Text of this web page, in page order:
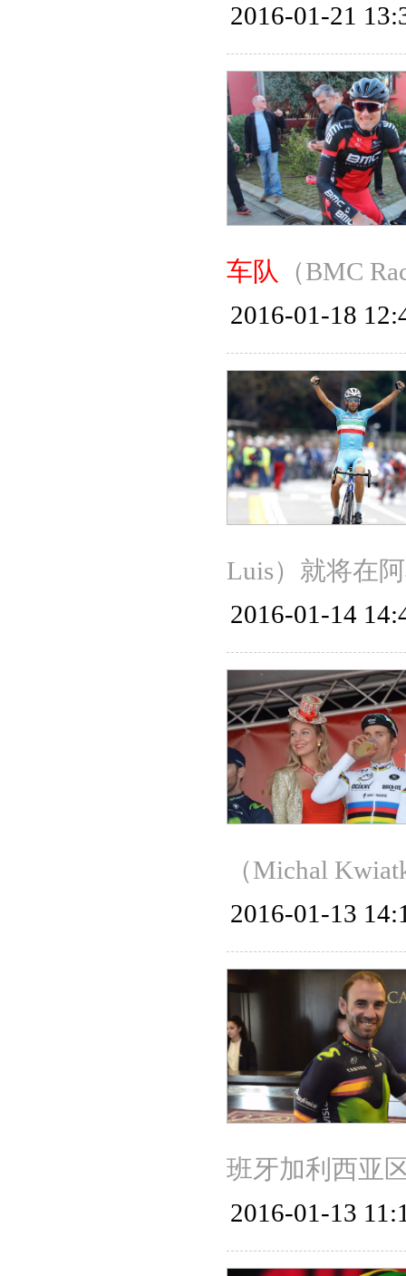
2016-01-21
车队
（BMC
2016-01-18
Luis）就将在
2016-01-14
（Michal
2016-01-13
班牙加利西亚
2016-01-13